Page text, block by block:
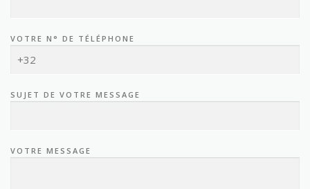
VOTRE N° DE TÉLÉPHONE
SUJET DE VOTRE MESSAGE
VOTRE MESSAGE